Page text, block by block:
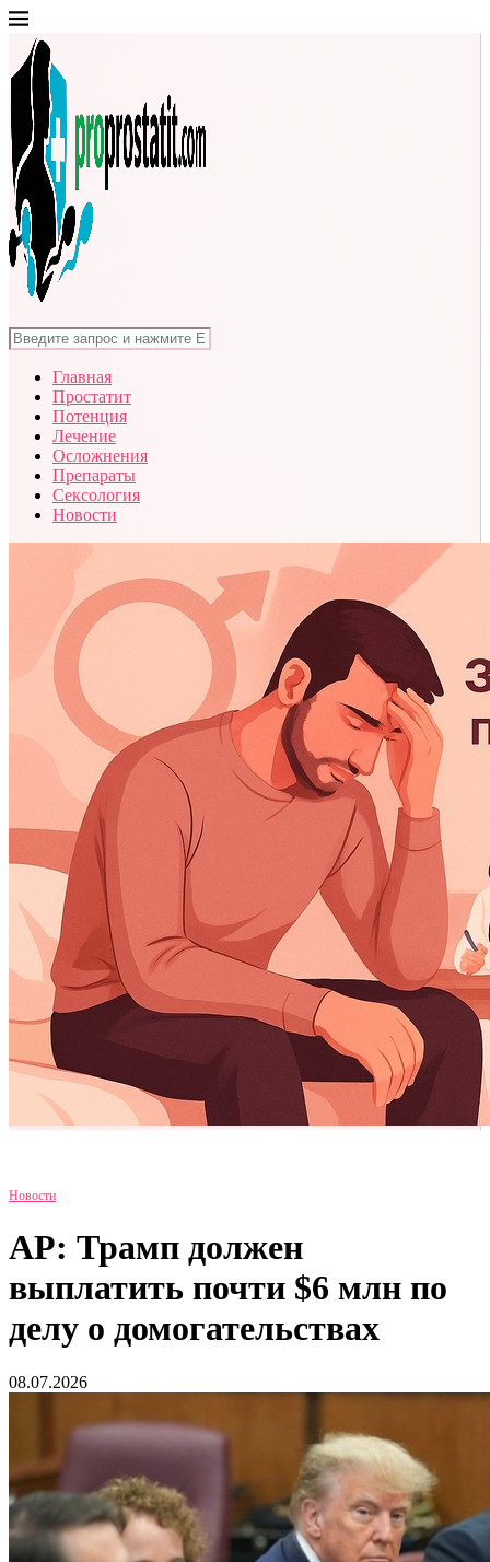
Главная
Простатит
Потенция
Лечение
Осложнения
Препараты
Сексология
Новости
Новости
AP: Трамп должен
выплатить почти $6 млн по
делу о домогательствах
08.07.2026